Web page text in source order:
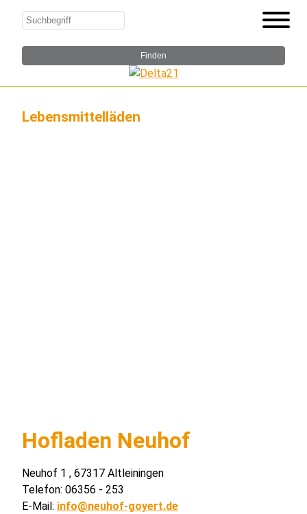
Lebensmittelläden
Hofladen Neuhof
Neuhof 1 , 67317 Altleiningen
Telefon: 06356 - 253
E-Mail: info@neuhof-goyert.de